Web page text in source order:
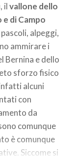
, ilvallone dello
di Campo
alpeggi,
ammirare i
Bernina e dello
sforzo fisico
alcuni
con
da
comunque
è comunque
Siccome si